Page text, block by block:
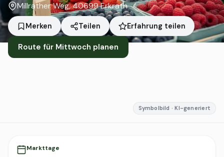
Millrather Weg, 40699 Erkrath
Merken Teilen Erfahrung teilen
Route für Mittwoch planen
Symbolbild · KI-generiert
Markttage